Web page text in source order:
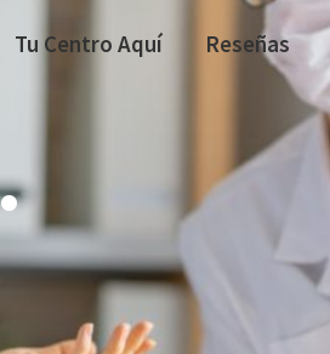
Tu Centro Aquí Reseñas